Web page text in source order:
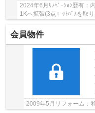
2024年6月ﾘﾉﾍﾞｰｼｮﾝ歴有：
1Kへ拡張(3点ﾕﾆｯﾄﾊﾞｽを取
ﾛやｼﾝｸがｾｯﾄされたｼｽﾃﾑｷｯ
会員物件
2009年5月リフォーム：